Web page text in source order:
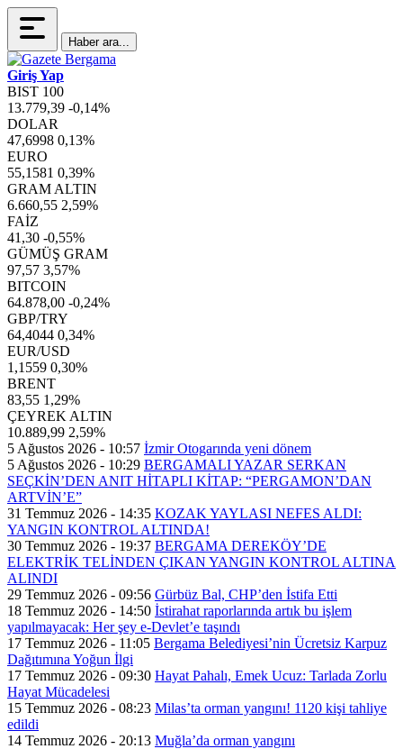
Haber ara...
Giriş Yap
BIST 100
13.779,39 -0,14%
DOLAR
47,6998 0,13%
EURO
55,1581 0,39%
GRAM ALTIN
6.660,55 2,59%
FAİZ
41,30 -0,55%
GÜMÜŞ GRAM
97,57 3,57%
BITCOIN
64.878,00 -0,24%
GBP/TRY
64,4044 0,34%
EUR/USD
1,1559 0,30%
BRENT
83,55 1,29%
ÇEYREK ALTIN
10.889,99 2,59%
5 Ağustos 2026 - 10:57 İzmir Otogarında yeni dönem
5 Ağustos 2026 - 10:29 BERGAMALI YAZAR SERKAN
SEÇKİN’DEN ANIT HİTAPLI KİTAP: “PERGAMON’DAN
ARTVİN’E”
31 Temmuz 2026 - 14:35 KOZAK YAYLASI NEFES ALDI:
YANGIN KONTROL ALTINDA!
30 Temmuz 2026 - 19:37 BERGAMA DEREKÖY’DE
ELEKTRİK TELİNDEN ÇIKAN YANGIN KONTROL ALTINA
ALINDI
29 Temmuz 2026 - 09:56 Gürbüz Bal, CHP’den İstifa Etti
18 Temmuz 2026 - 14:50 İstirahat raporlarında artık bu işlem
yapılmayacak: Her şey e-Devlet’e taşındı
17 Temmuz 2026 - 11:05 Bergama Belediyesi’nin Ücretsiz Karpuz
Dağıtımına Yoğun İlgi
17 Temmuz 2026 - 09:30 Hayat Pahalı, Emek Ucuz: Tarlada Zorlu
Hayat Mücadelesi
15 Temmuz 2026 - 08:23 Milas’ta orman yangını! 1120 kişi tahliye
edildi
14 Temmuz 2026 - 20:13 Muğla’da orman yangını